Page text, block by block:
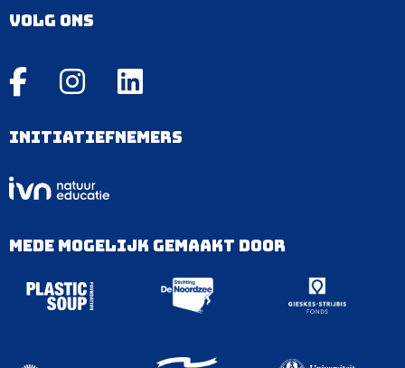
Volg ons
Initiatiefnemers
Mede mogelijk gemaakt door